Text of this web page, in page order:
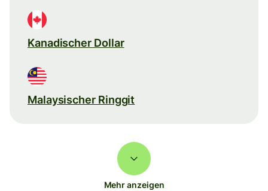
Kanadischer Dollar
Malaysischer Ringgit
Mehr anzeigen